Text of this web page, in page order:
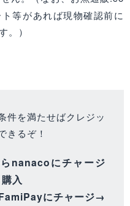
等があれば現物確認前に
。）
件を満たせばクレジッ
きるぞ！
nanacoにチャージ
入
にチャージ→